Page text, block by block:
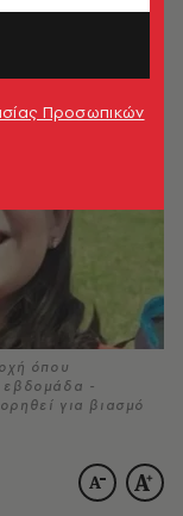
όπου
εβδομάδα -
για βιασμό
Προσωπικών